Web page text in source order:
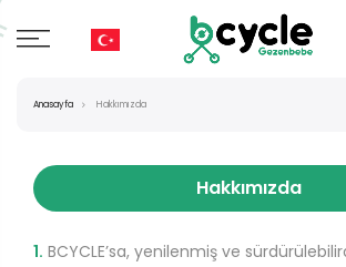
Anasayfa Hakkımızda
Hakkımızda
1. BCYCLE’sa, yenilenmiş ve